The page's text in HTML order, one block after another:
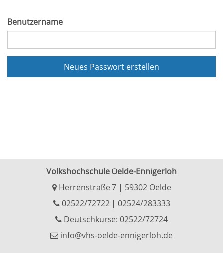
Benutzername
Neues Passwort erstellen
Volkshochschule Oelde-Ennigerloh
Herrenstraße 7 | 59302 Oelde
02522/72722| 02524/283333
Deutschkurse: 02522/72724
info@vhs-oelde-ennigerloh.de